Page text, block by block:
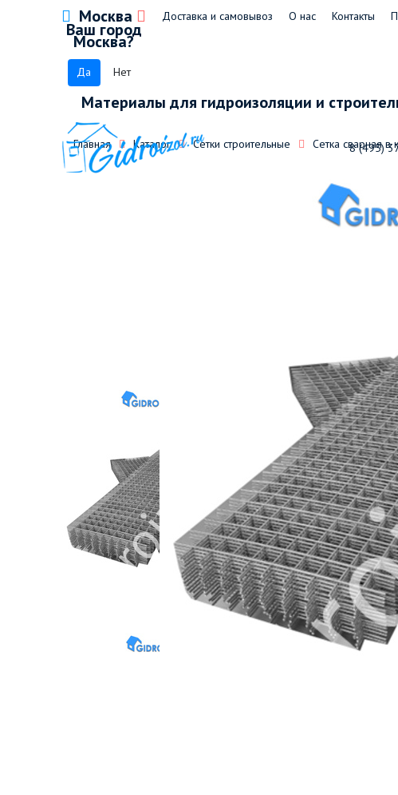
Москва
Ваш город
Москва?
Да Нет
Доставка и самовывоз О нас Контакты
Материалы для гидроизоляции и
8 (495)
Главная Каталог Сетки строительные Сетка сварная в